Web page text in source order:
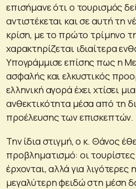
επισήμανε ότι ο τουρισμός
αντιστέκεται και σε αυτή τη
κρίση, με το πρώτο τρίμηνο
χαρακτηρίζεται ιδιαίτερα
Υπογράμμισε επίσης πως η
ασφαλής και ελκυστικός
ελληνική αγορά έχει χτίσει
ανθεκτικότητα μέσα από τη
προέλευσης των επισκεπτών.
Την ίδια στιγμή, ο κ. Θάνος
προβληματισμό: οι
έρχονται, αλλά για λιγότερες
μεγαλύτερη φειδώ στη μέση